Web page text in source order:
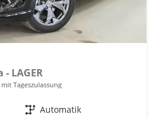
- LAGER
Tageszulassung
Getriebe Automatik